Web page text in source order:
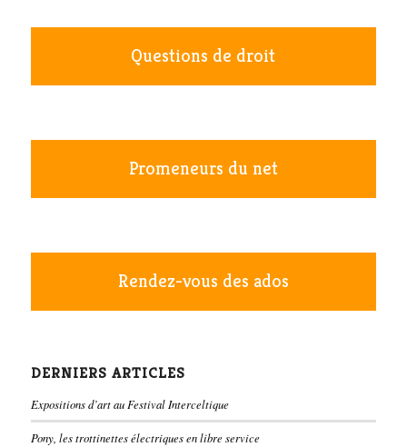
Questions de droit
Promeneurs du net
Rendez-vous des ados
DERNIERS ARTICLES
Expositions d’art au Festival Interceltique
Pony, les trottinettes électriques en libre service